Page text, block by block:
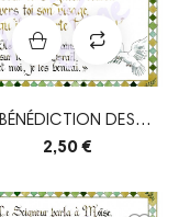
BÉNÉDICTION DES
NOMBRES
2,50 €